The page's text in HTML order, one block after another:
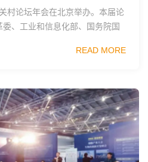
村论坛年会在北京举办。本届论
、工业和信息化部、国务院国
READ MORE